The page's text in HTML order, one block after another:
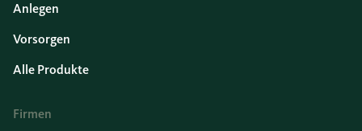
Anlegen
Vorsorgen
Alle Produkte
Firmen